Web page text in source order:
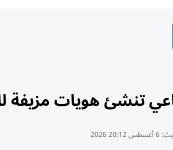
تنشئ هويات مزيفة
6 أغسطس 20:12 2026